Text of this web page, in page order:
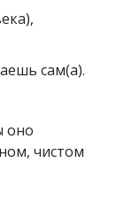
сам(а).
оно
чистом